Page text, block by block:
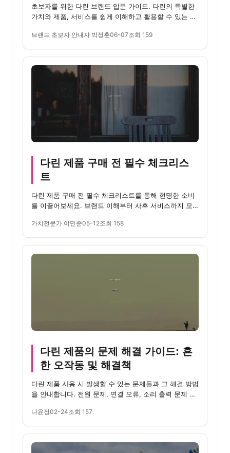
초보자를 위한 다린 브랜드 입문 가이드. 다린의 특별한
가치와 제품, 서비스를 쉽게 이해하고 활용할 수 있는 방
브랜드 초보자 안내자 박정훈06-07조회 159
다린 제품 구매 전 필수 체크리스
트
다린 제품 구매 전 필수 체크리스트를 통해 현명한 소비
를 이끌어보세요. 브랜드 이해부터 사후 서비스까지 모
가치전문가 이민준05-12조회 158
다린 제품의 문제 해결 가이드: 흔
한 오작동 및 해결책
다린 제품 사용 시 발생할 수 있는 문제들과 그 해결 방법
을 안내합니다. 전원 문제, 연결 오류, 소리 출력 문제 등
나윤정02-24조회 157